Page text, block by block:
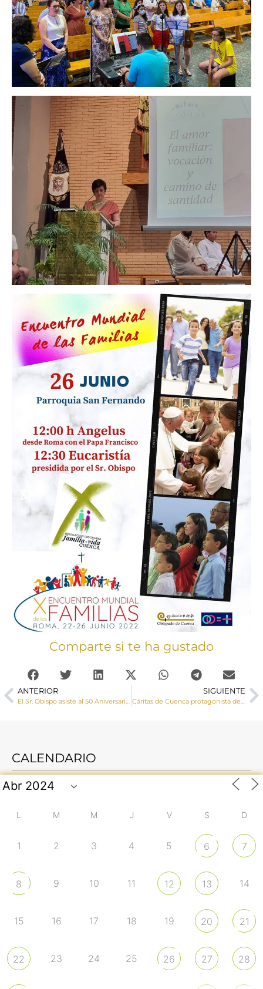
Comparte si te ha gustado
ANTERIOR
El Sr. Obispo asiste al 50 Aniversario del Campamento Pío XI de Católicos en Acción
SIGUIENTE
Cáritas de Cuenca protagonista del programa Pueblo de Dios de TVE2 este domingo
CALENDARIO
L M M J V S D
1 2 3 4 5 6 7
8 9 10 11 12 13 14
15 16 17 18 19 20 21
22 23 24 25 26 27 28